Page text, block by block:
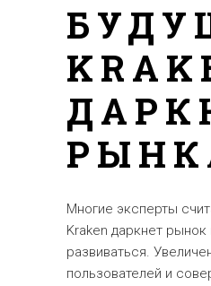
Многие эксперты
Kraken даркнет
развиваться.
пользователей и